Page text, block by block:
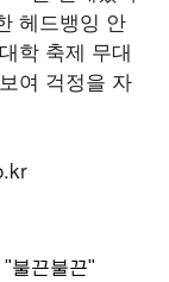
헤드뱅잉 안
학 축제 무대
여 걱정을 자